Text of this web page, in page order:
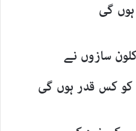
ہوں گی
سازوں نے
کس قدر ہوں گی